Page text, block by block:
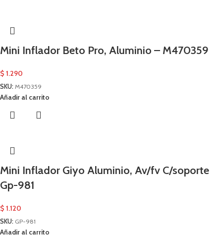
Mini Inflador Beto Pro, Aluminio – M470359
$ 1.290
SKU: M470359
Añadir al carrito
Mini Inflador Giyo Aluminio, Av/fv C/soporte
Gp-981
$ 1.120
SKU: GP-981
Añadir al carrito